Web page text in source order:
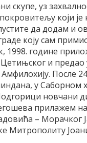
скупе, уз
који је
да додам и
коју сам
1998. године
и предао
После
у Саборном
новчани
прилажем
– Морачког
Митрополиту